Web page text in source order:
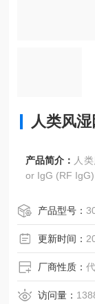
人类风
产品简介： 人
or IgG (RF
产品型号：
更新时间：
厂商性质：
访问量：